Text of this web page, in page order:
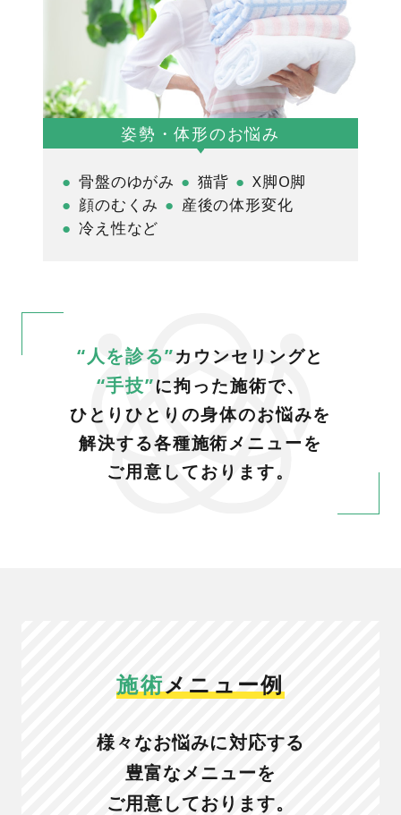
南郷院
Instagram
姿勢・体形のお悩み
骨盤のゆがみ 猫背
X脚O脚
顔のむくみ
産後の体形変化
冷え性など
“人を診る”カウンセリングと
“手技”に拘った施術で、
ひとりひとりの身体のお悩みを
解決する各種施術メニューを
ご用意しております。
施術メニュー例
様々なお悩みに対応する
豊富なメニューを
ご用意しております。